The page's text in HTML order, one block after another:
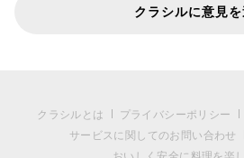
クラシルに意見を
クラシルとは プライバシーポリシー
サービスに関してのお問い合わせ